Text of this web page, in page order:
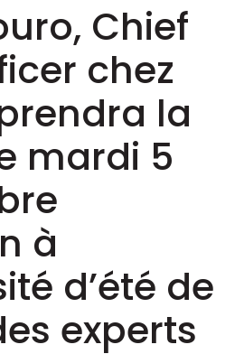
Chief
chez
la
mardi 5
à
d’été de
experts